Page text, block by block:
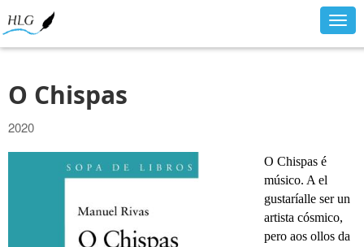
O Chispas
2020
O Chispas é
músico. A el
gustaríalle ser un
artista cósmico,
pero aos ollos da